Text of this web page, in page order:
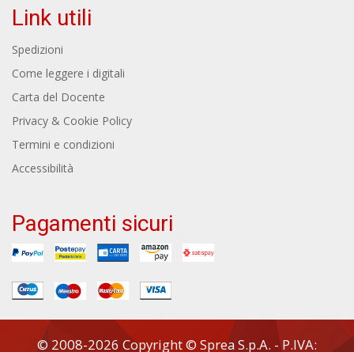
Link utili
Spedizioni
Come leggere i digitali
Carta del Docente
Privacy & Cookie Policy
Termini e condizioni
Accessibilità
Pagamenti sicuri
© 2008-2026 Copyright © Sprea S.p.A. - P.IVA: